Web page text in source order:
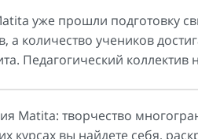
уже прошли подготовку
а количество учеников
Педагогический коллектив
Matita: творчество
вы найдете себя,